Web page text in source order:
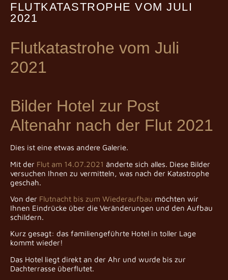
FLUTKATASTROPHE VOM JULI
2021
Flutkatastrohe vom Juli
2021
Bilder Hotel zur Post
Altenahr nach der Flut 2021
Dies ist eine etwas andere Galerie.
Mit der Flut am 14.07.2021 änderte sich alles. Diese Bilder
versuchen Ihnen zu vermitteln, was nach der Katastrophe
geschah.
Von der Flutnacht bis zum Wiederaufbau möchten wir
Ihnen Eindrücke über die Veränderungen und den Aufbau
schildern.
Kurz gesagt: das familiengeführte Hotel in toller Lage
kommt wieder!
Das Hotel liegt direkt an der Ahr und wurde bis zur
Dachterrasse überflutet.